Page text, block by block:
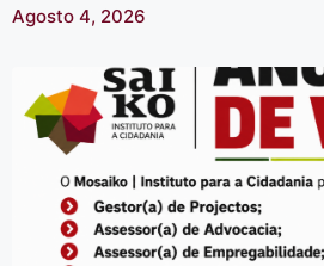
Agosto 4, 2026